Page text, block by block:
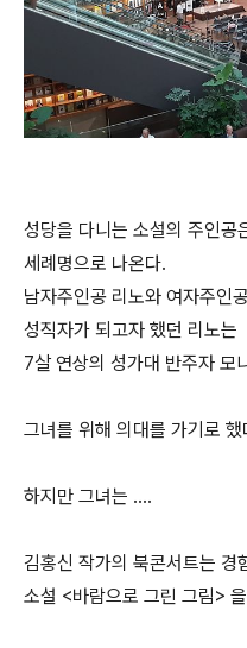
성당을 다니는 소설의 주인공
세례명으로 나온다.
남자주인공 리노와 여자주인
성직자가 되고자 했던 리노는
7살 연상의 성가대 반주자 모
그녀를 위해 의대를 가기로 했
하지만 그녀는 ....
김홍신 작가의 북콘서트는 경
소설 <바람으로 그린 그림>